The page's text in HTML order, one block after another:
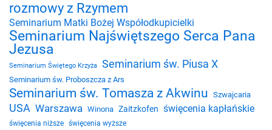
rozmowy z Rzymem
Seminarium Matki Bożej Współodkupicielki
Seminarium Najświętszego Serca Pana
Jezusa
Seminarium Świętego Krzyża Seminarium św. Piusa X
Seminarium św. Proboszcza z Ars
Seminarium św. Tomasza z Akwinu Szwajcaria
USA Warszawa Winona Zaitzkofen święcenia kapłańskie
święcenia niższe święcenia wyższe